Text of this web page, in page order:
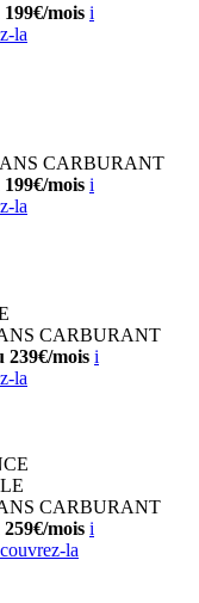
mois i
la
CARBURANT
mois i
la
CARBURANT
239€/mois i
la
CARBURANT
mois i
la